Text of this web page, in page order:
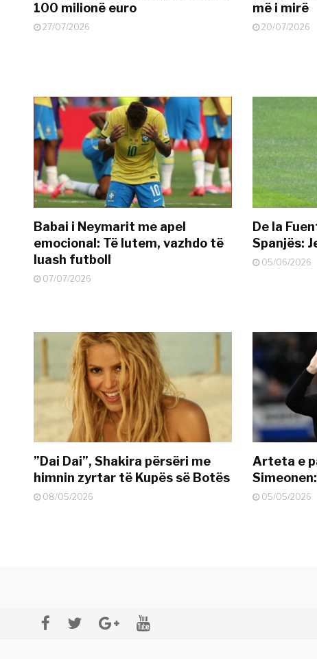
100 milionë euro
27/07/2026
më i mirë
20/07/2026
Babai i Neymarit me apel
emocional: Të lutem, vazhdo të
luash futboll
07/07/2026
De la
Spanjës:
05/06/2026
”Dai Dai”, Shakira përsëri me
himnin zyrtar të Kupës së Botës
08/05/2026
Arteta e
05/05/2026